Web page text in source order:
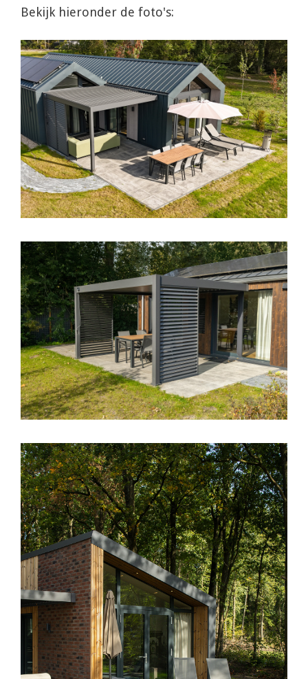
Bekijk hieronder de foto's: